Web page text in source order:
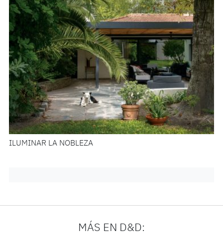
ILUMINAR LA NOBLEZA
MÁS EN D&D: